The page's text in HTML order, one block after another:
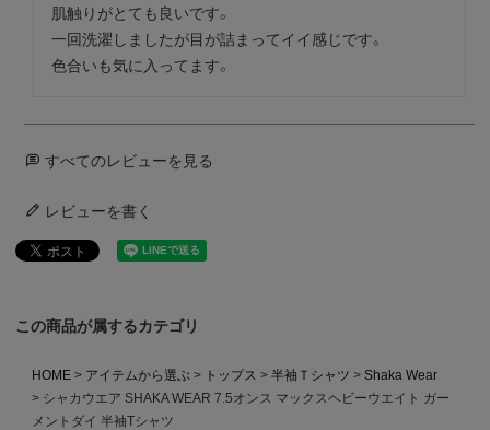
肌触りがとても良いです。
一回洗濯しましたが目が詰まってイイ感じです。
色合いも気に入ってます。
すべてのレビューを見る
レビューを書く
この商品が属するカテゴリ
HOME アイテムから選ぶ トップス 半袖Ｔシャツ
Shaka Wear
シャカウエア SHAKA WEAR 7.5オンス マックスヘビーウエイト ガー
メントダイ 半袖Tシャツ